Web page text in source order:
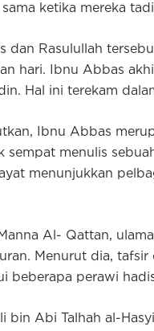
ketika mereka
dan Rasulullah
hari. Ibnu Abbas
Hal ini terekam
Ibnu Abbas
sempat menulis
menunjukkan
Al- Qattan,
Menurut dia,
beberapa perawi
bin Abi Talhah al-